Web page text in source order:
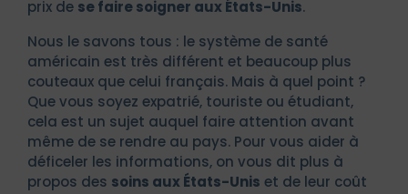
prix de se faire soigner aux États-Unis.
Nous le savons tous : le système de santé
américain est très différent et beaucoup plus
couteaux que celui français. Mais à quel point ?
Que vous soyez expatrié, touriste ou étudiant,
cela est un sujet auquel faire attention avant
même de se rendre au pays. Pour vous aider à
déficeler les informations, on vous dit plus à
propos des soins aux États-Unis et de leur coût